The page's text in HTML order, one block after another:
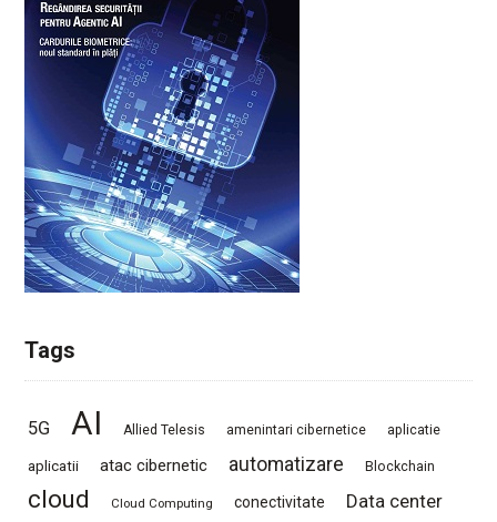
Tags
5G AI Allied Telesis amenintari cibernetice aplicatie
aplicatii atac cibernetic automatizare Blockchain
cloud Cloud Computing conectivitate Data center